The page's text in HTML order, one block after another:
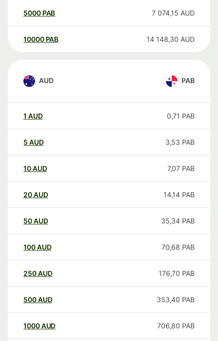
5000 PAB 7 074,15 AUD
10000 PAB 14 148,30 AUD
AUD PAB
1 AUD 0,71 PAB
5 AUD 3,53 PAB
10AUD 7,07 PAB
20AUD 14,14 PAB
50AUD 35,34 PAB
100AUD 70,68 PAB
250AUD 176,70 PAB
500AUD 353,40 PAB
1000AUD 706,80 PAB